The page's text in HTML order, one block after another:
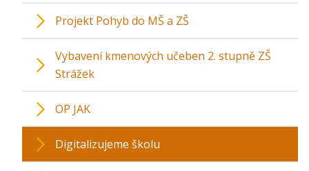
Projekt Pohyb do MŠ a ZŠ
Vybavení kmenových učeben 2. stupně ZŠ
Strážek
OP JAK
Digitalizujeme školu